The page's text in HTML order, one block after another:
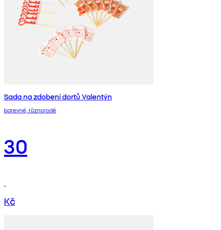
Sada na zdobení dortů Valentýn
barevné, různorodé
30
Kč